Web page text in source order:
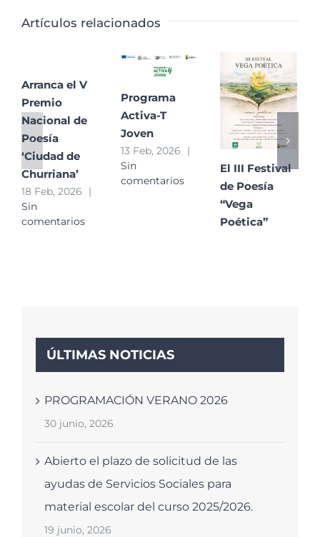
Artículos relacionados
Arranca el V
Premio
Nacional de
Poesía
‘Ciudad de
Churriana’
18 Feb, 2026
|
Sin
comentarios
Programa
Activa-T
Joven
13 Feb, 2026
|
Sin
comentarios
El III Festival
de Poesía
“Vega
Poética”
comentarios
ÚLTIMAS NOTICIAS
PROGRAMACIÓN VERANO 2026
30 junio, 2026
Abierto el plazo de solicitud de las
ayudas de Servicios Sociales para
material escolar del curso 2025/2026.
19 junio, 2026